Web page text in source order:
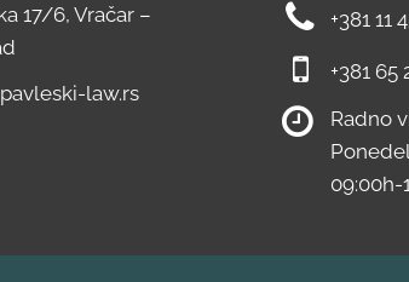
17/6, Vračar –
law.rs
+381 11
+381 65
Radno
09:00h-